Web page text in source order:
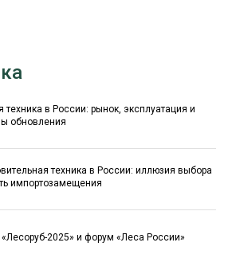
техника в России: рынок, эксплуатация и
обновления
техника в России: иллюзия выбора
импортозамещения
2025» и форум «Леса России»